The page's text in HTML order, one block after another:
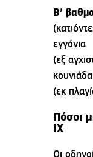
Β’
εγγόνια
(εξ
(εκ
Πόσοι
ΙΧ
Οι